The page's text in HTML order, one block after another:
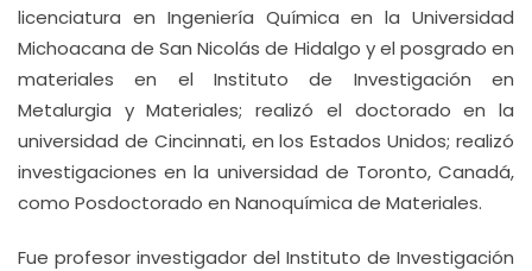
licenciatura en Ingeniería Química en la Universidad
Michoacana de San Nicolás de Hidalgo y el posgrado en
materiales en el Instituto de Investigación en
Metalurgia y Materiales; realizó el doctorado en la
universidad de Cincinnati, en los Estados Unidos; realizó
investigaciones en la universidad de Toronto, Canadá,
como Posdoctorado en Nanoquímica de Materiales.
Fue profesor investigador del Instituto de Investigación